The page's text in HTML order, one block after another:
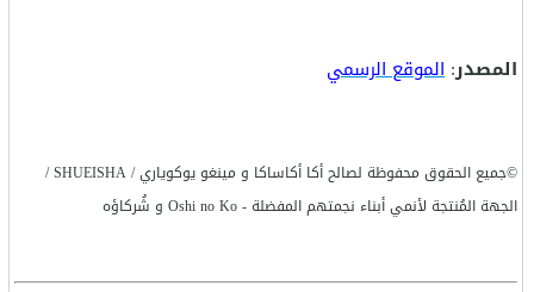
المصدر: الموقع الرسمي
©جميع الحقوق محفوظة لصالح أكا أكاساكا و مينغو يوكوياري / SHUEISHA /
الجهة المُنتجة لأنمي أبناء نجمتهم المفضلة - Oshi no Ko و شُركاؤه